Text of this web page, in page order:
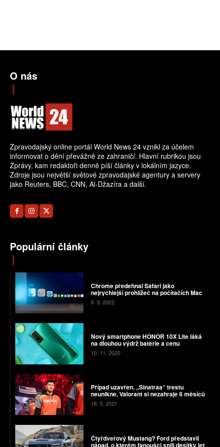
O nás
Zpravodajský online portál World News 24 vznikl za účelem
informovat o dění převážně ze zahraničí. Hlavní rubrikou jsou
Zprávy, kam redaktoři denně píší články v lokálním jazyce.
Zdroje jsou největší světové zpravodajské agentury a servery
jako Reuters, BBC, CNN, Al-Džazíra a další.
Populární články
Chrome předehnal Safari jako
nejrychlejší prohlížeč na počítačích Mac
9. 3. 2022
Nový smartphone HONOR 10X Lite láká
na dlouhou výdrž baterie a cenu
10. 11. 2020
Případ uzavřen. „Sinatraa“ trestu
neunikne, Valorant si nezahraje 6 měsíců
18. 5. 2021
Čtyřdveřový Mustang? Ford představil
nápad, o kterém fanoušci snili desítky let